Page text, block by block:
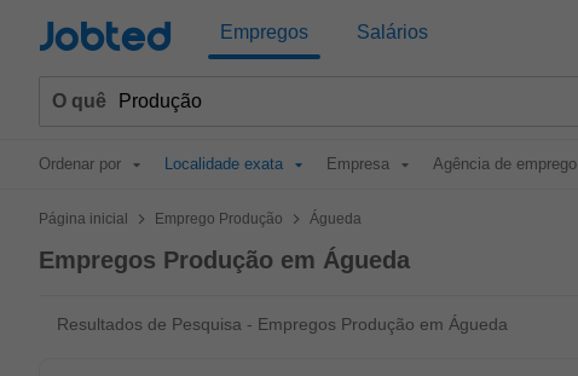
Jobted Empregos Salários
O quê
Ordenar por Localidade exata Empresa Agência de emprego
Página inicial > Emprego Produção > Águeda
Empregos Produção em Águeda
Resultados de Pesquisa - Empregos Produção em Águeda